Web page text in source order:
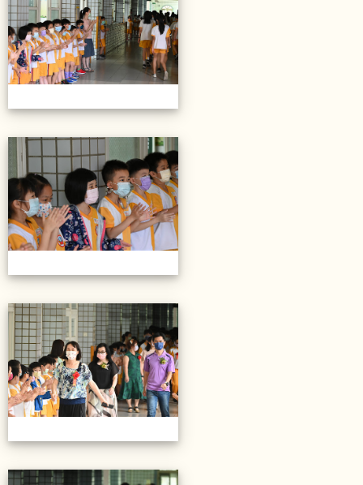
20220614第28屆畢業典禮
20220614第28屆畢業典禮